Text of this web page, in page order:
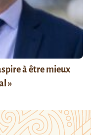
à être mieux
»